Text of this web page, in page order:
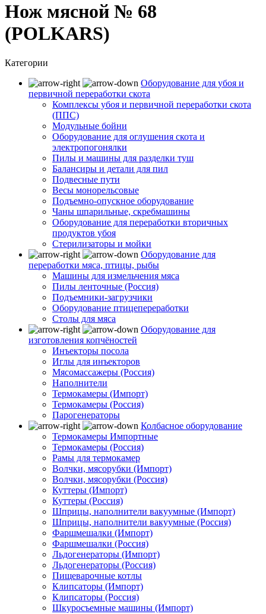
Нож мясной № 68
(POLKARS)
Категории
Оборудование для убоя и
первичной переработки скота
Комплексы убоя и первичной переработки скота
(ППС)
Модульные бойни
Оборудование для оглушения скота и
электропогонялки
Пилы и машины для разделки туш
Балансиры и детали для пил
Подвесные пути
Весы монорельсовые
Подъемно-опускное оборудование
Чаны шпарильные, скребмашины
Оборудование для переработки вторичных
продуктов убоя
Стерилизаторы и мойки
Оборудование для
переработки мяса, птицы, рыбы
Машины для измельчения мяса
Пилы ленточные (Россия)
Подъемники-загрузчики
Оборудование птицепереработки
Столы для мяса
Оборудование для
изготовления копчёностей
Инъекторы посола
Иглы для инъекторов
Мясомассажеры (Россия)
Наполнители
Термокамеры (Импорт)
Термокамеры (Россия)
Парогенераторы
Колбасное оборудование
Термокамеры Импортные
Термокамеры (Россия)
Рамы для термокамер
Волчки, мясорубки (Импорт)
Волчки, мясорубки (Россия)
Куттеры (Импорт)
Куттеры (Россия)
Шприцы, наполнители вакуумные (Импорт)
Шприцы, наполнители вакуумные (Россия)
Фаршмешалки (Импорт)
Фаршмешалки (Россия)
Льдогенераторы (Импорт)
Льдогенераторы (Россия)
Пищеварочные котлы
Клипсаторы (Импорт)
Клипсаторы (Россия)
Шкуросъемные машины (Импорт)